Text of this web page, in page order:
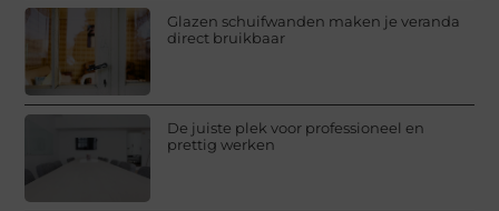
Glazen schuifwanden maken je veranda
direct bruikbaar
De juiste plek voor professioneel en
prettig werken